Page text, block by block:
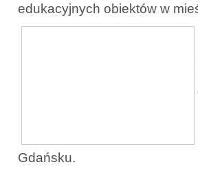
edukacyjnych obiektów w
Gdańsku.